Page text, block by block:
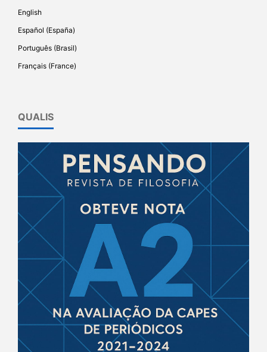
English
Español (España)
Português (Brasil)
Français (France)
QUALIS